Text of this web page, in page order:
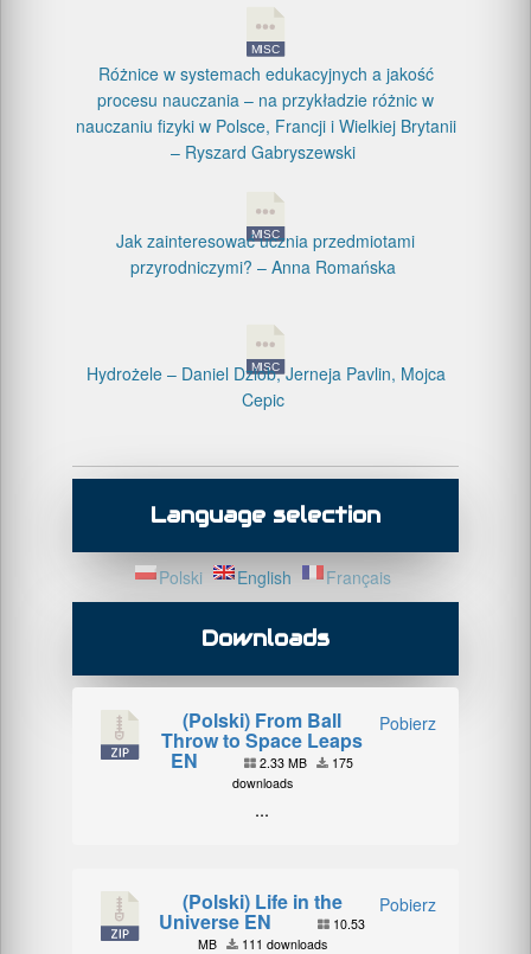
Różnice w systemach edukacyjnych a jakość
procesu nauczania – na przykładzie różnic w
nauczaniu fizyki w Polsce, Francji i Wielkiej Brytanii
– Ryszard Gabryszewski
Jak zainteresować ucznia przedmiotami
przyrodniczymi? – Anna Romańska
Hydrożele – Daniel Dziob, Jerneja Pavlin, Mojca
Cepic
Language selection
Polski English Français
Downloads
Pobierz
(Polski) From Ball
Throw to Space Leaps
EN 2.33 MB
175
downloads
...
Pobierz
(Polski) Life in the
Universe EN
10.53
MB
111 downloads